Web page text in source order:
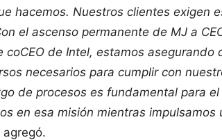
hacemos. Nuestros clientes exigen
el ascenso permanente de MJ a
de Intel, estamos asegurando
necesarios para cumplir con
de procesos es fundamental para
en esa misión mientras impulsamos
agregó.